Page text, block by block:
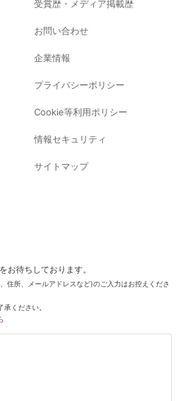
受賞歴・メディア掲載歴
お問い合わせ
企業情報
プライバシーポリシー
Cookie等利用ポリシー
情報セキュリティ
サイトマップ
お待ちしております。
住所、メールアドレスなど)のご入力はお控えくださ
ください。